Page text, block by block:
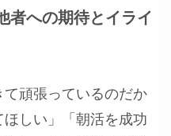
者への期待とイライ
て頑張っているのだか
しい」「朝活を成功